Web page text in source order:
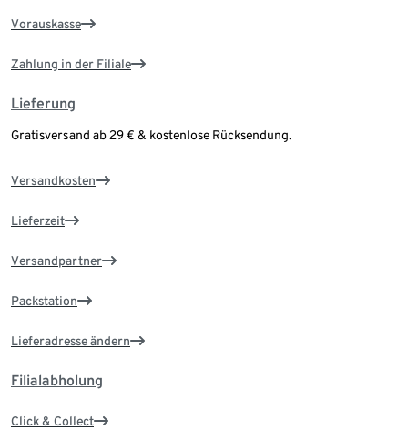
Vorauskasse
Zahlung in der Filiale
Lieferung
Gratisversand ab 29 € & kostenlose Rücksendung.
Versandkosten
Lieferzeit
Versandpartner
Packstation
Lieferadresse ändern
Filialabholung
Click & Collect